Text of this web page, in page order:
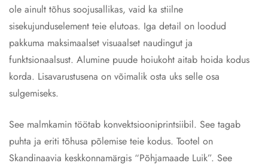
ole ainult tõhus soojusallikas, vaid ka stiilne
sisekujunduselement teie elutoas. Iga detail on loodud
pakkuma maksimaalset visuaalset naudingut ja
funktsionaalsust. Alumine puude hoiukoht aitab hoida kodus
korda. Lisavarustusena on võimalik osta uks selle osa
sulgemiseks.
See malmkamin töötab konvektsiooniprintsiibil. See tagab
puhta ja eriti tõhusa põlemise teie kodus. Tootel on
Skandinaavia keskkonnamärgis “Põhjamaade Luik”. See